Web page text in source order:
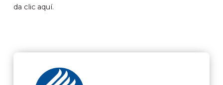
da clic aquí.